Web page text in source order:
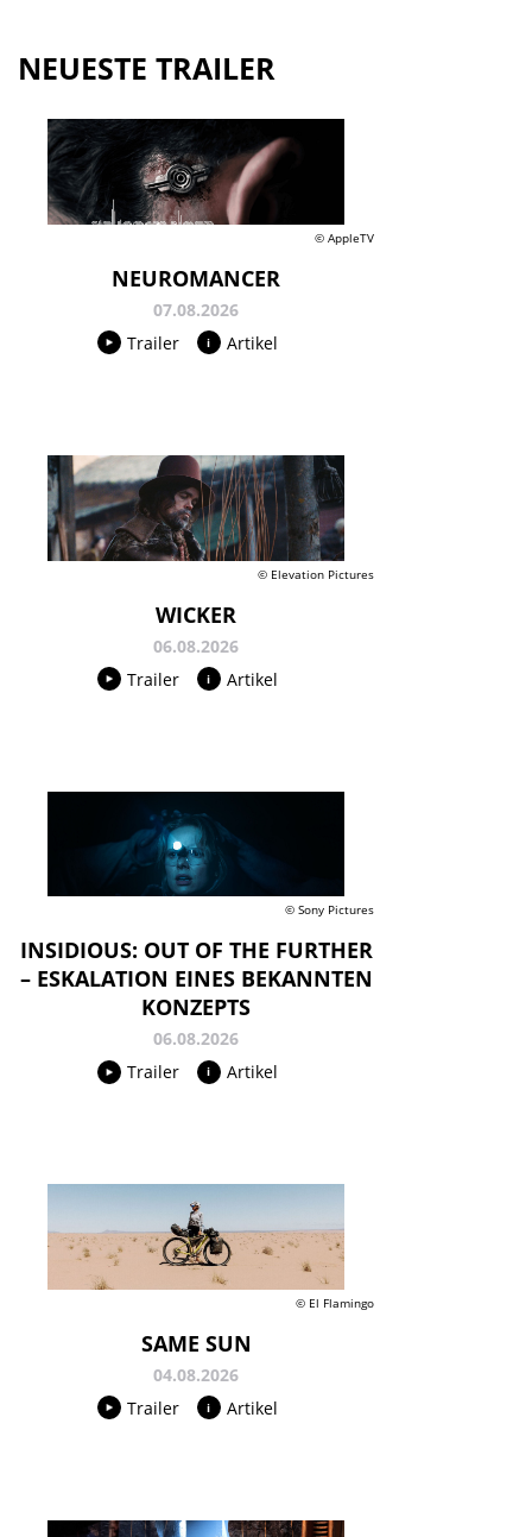
NEUESTE TRAILER
© AppleTV
NEUROMANCER
07.08.2026
Trailer
Artikel
© Elevation Pictures
WICKER
06.08.2026
Trailer
Artikel
© Sony Pictures
INSIDIOUS: OUT OF THE FURTHER
– ESKALATION EINES BEKANNTEN
KONZEPTS
06.08.2026
Trailer
Artikel
© El Flamingo
SAME SUN
04.08.2026
Trailer
Artikel